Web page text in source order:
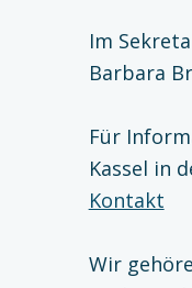
Im
Barbara
Für
Kassel in
Kontakt
Wir